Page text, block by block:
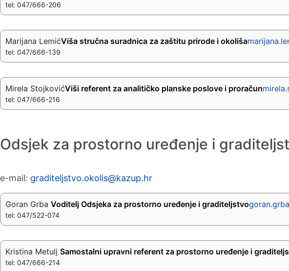
tel: 047/666-206
Marijana LemićViša stručna suradnica za zaštitu prirode i okoliša
tel: 047/666-139
Mirela StojkovićViši referent za analitičko planske poslove i proračun
tel: 047/666-216
Odsjek za prostorno uređenje i
e-mail: graditeljstvo.okolis@kazup.hr
Goran Grba Voditelj Odsjeka za prostorno uređenje i graditeljstvo
tel: 047/522-074
Kristina Metulj Samostalni upravni referent za prostorno uređenje i
tel: 047/666-214